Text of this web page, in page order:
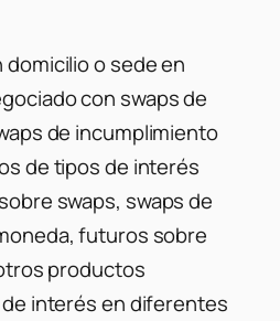
o sede en
con swaps de
de incumplimiento
de tipos de interés
swaps, swaps de
futuros sobre
productos
interés en diferentes